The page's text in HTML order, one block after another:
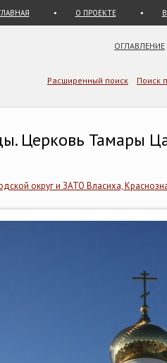
О ПРОЕКТЕ
ОГЛАВЛЕНИЕ
Расширенный поиск Поиск
Церковь Тамары
округ и ЗАТО Власиха,